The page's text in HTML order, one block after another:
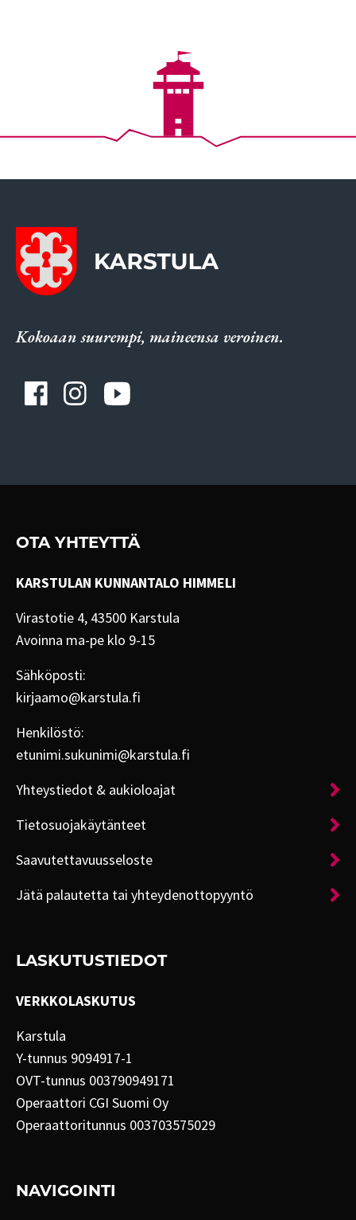
Kokoaan suurempi, maineensa veroinen.
OTA YHTEYTTÄ
KARSTULAN KUNNANTALO HIMMELI
Virastotie 4, 43500 Karstula
Avoinna ma-pe klo 9-15
Sähköposti:
kirjaamo@karstula.fi
Henkilöstö:
etunimi.sukunimi@karstula.fi
Yhteystiedot & aukioloajat
Tietosuojakäytänteet
Saavutettavuusseloste
Jätä palautetta tai yhteydenottopyyntö
LASKUTUSTIEDOT
VERKKOLASKUTUS
Karstula
Y-tunnus 9094917-1
OVT-tunnus 003790949171
Operaattori CGI Suomi Oy
Operaattoritunnus 003703575029
NAVIGOINTI